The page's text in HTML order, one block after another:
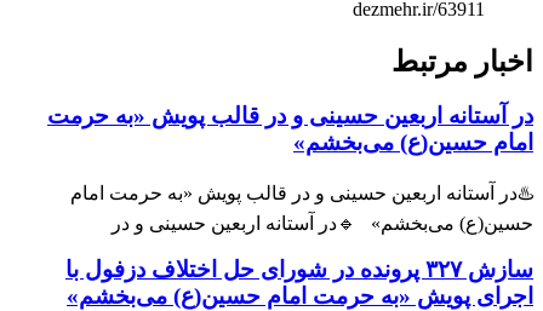
dezmehr.ir/63911
مرتبط
اربعین حسینی و در قالب پویش «به حرمت
حسین(ع) می‌بخشم»
اربعین حسینی و در قالب پویش «به حرمت امام
می‌بخشم» 🔹در آستانه اربعین حسینی و در
سازش ۳۲۷ پرونده در شورای حل اختلاف دزفول با
پویش «به حرمت امام حسین(ع) می‌بخشم»